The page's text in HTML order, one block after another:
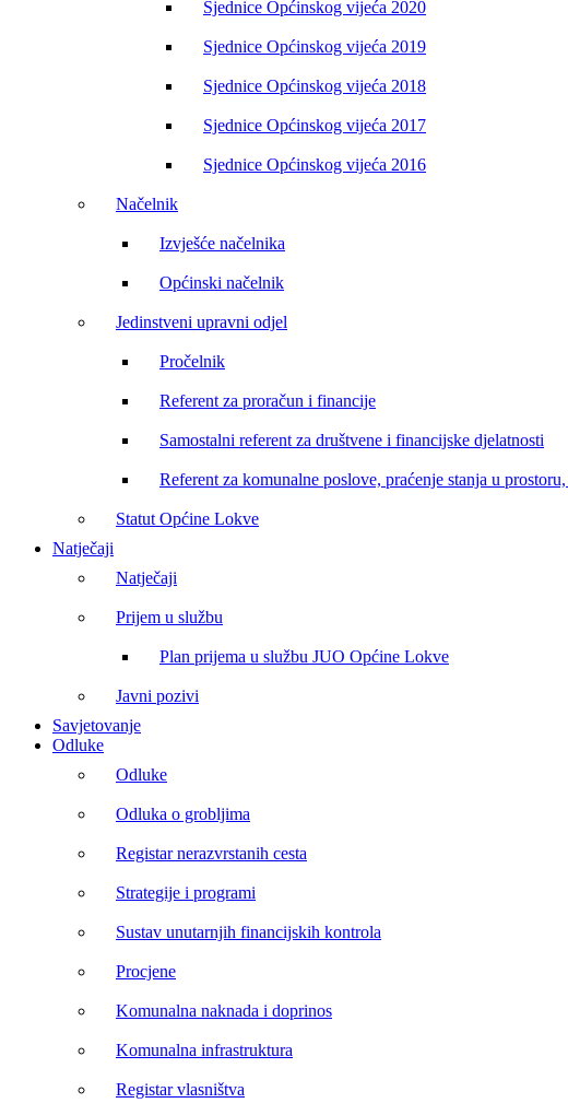
Sjednice Općinskog vijeća 2020
Sjednice Općinskog vijeća 2019
Sjednice Općinskog vijeća 2018
Sjednice Općinskog vijeća 2017
Sjednice Općinskog vijeća 2016
Načelnik
Izvješće načelnika
Općinski načelnik
Jedinstveni upravni odjel
Pročelnik
Referent za proračun i financije
Samostalni referent za društvene i financijske djelatnosti
Referent za komunalne poslove, praćenje stanja u
Statut Općine Lokve
Natječaji
Natječaji
Prijem u službu
Plan prijema u službu JUO Općine Lokve
Javni pozivi
Savjetovanje
Odluke
Odluke
Odluka o grobljima
Registar nerazvrstanih cesta
Strategije i programi
Sustav unutarnjih financijskih kontrola
Procjene
Komunalna naknada i doprinos
Komunalna infrastruktura
Registar vlasništva